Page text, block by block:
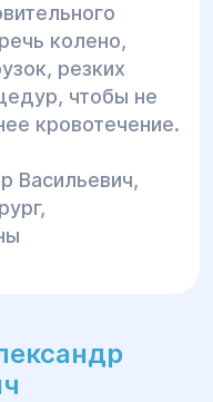
колено,
резких
чтобы не
кровотечение.
Васильевич,